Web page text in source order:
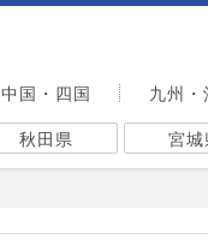
中国・四国 九州・
秋田県 宮城